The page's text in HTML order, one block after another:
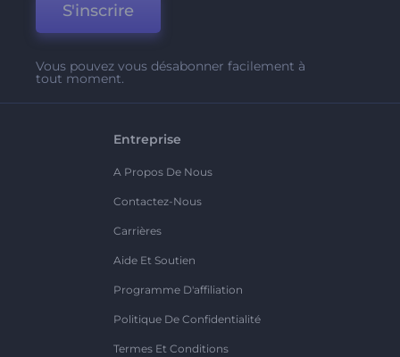
S'inscrire
Vous pouvez vous désabonner facilement à
tout moment.
Entreprise
A Propos De Nous
Contactez-Nous
Carrières
Aide Et Soutien
Programme D'affiliation
Politique De Confidentialité
Termes Et Conditions